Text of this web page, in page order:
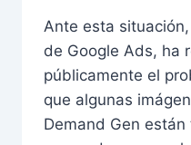
Ante esta
de Google Ads, ha
públicamente el
que algunas
Demand Gen